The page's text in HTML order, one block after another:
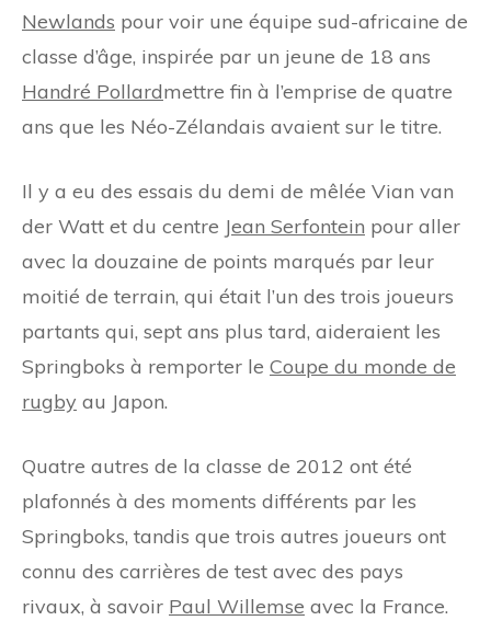
Newlands pour voir une équipe sud-africaine de
classe d’âge, inspirée par un jeune de 18 ans
Handré Pollardmettre fin à l’emprise de quatre
ans que les Néo-Zélandais avaient sur le titre.
Il y a eu des essais du demi de mêlée Vian van
der Watt et du centre Jean Serfontein pour aller
avec la douzaine de points marqués par leur
moitié de terrain, qui était l’un des trois joueurs
partants qui, sept ans plus tard, aideraient les
Springboks à remporter le Coupe du monde de
rugby au Japon.
Quatre autres de la classe de 2012 ont été
plafonnés à des moments différents par les
Springboks, tandis que trois autres joueurs ont
connu des carrières de test avec des pays
rivaux, à savoir Paul Willemse avec la France.